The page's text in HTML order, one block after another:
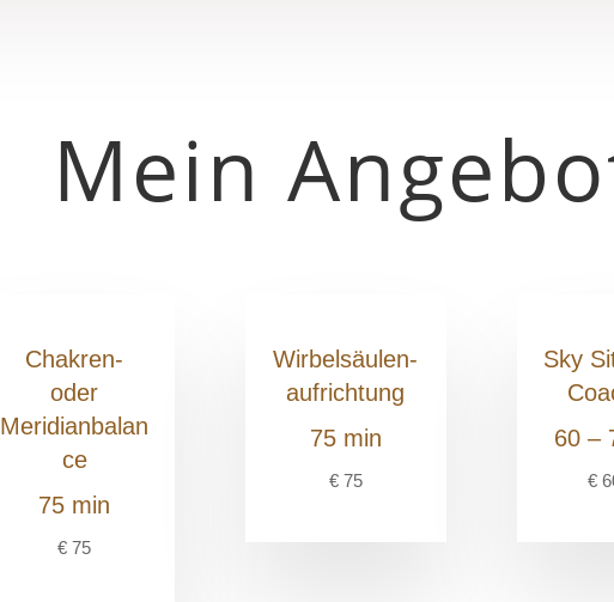
Mein
Chakren-
oder
Meridianbalan
ce
75 min
€ 75
Wirbelsäulen-
aufrichtung
75 min
€ 75
Sky
60 –
€